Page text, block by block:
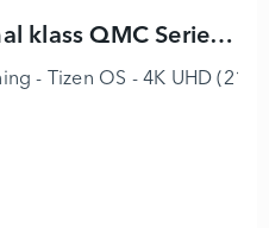
QM43C - 43" Diagonal klass QMC Series LED-bakgrundsbelyst LCD-skärm
- Tizen OS - 4K UHD
- 43" Diagonal klass QMC